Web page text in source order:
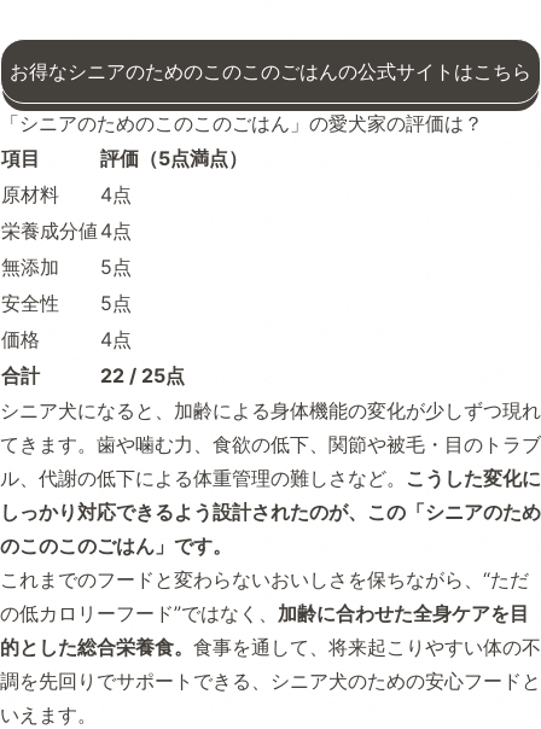
お得なシニアのためのこのこのごはんの公式サイトはこちら
「シニアのためのこのこのごはん」の愛犬家の評価は？
項目
評価（5点満点）
原材料
4点
栄養成分値 4点
無添加
5点
安全性
5点
価格
4点
合計
22 / 25点
シニア犬になると、加齢による身体機能の変化が少しずつ現れ
てきます。歯や噛む力、食欲の低下、関節や被毛・目のトラブ
ル、代謝の低下による体重管理の難しさなど。 こうした変化に
しっかり対応できるよう設計されたのが、この「シニアのため
のこのこのごはん」です。
これまでのフードと変わらないおいしさを保ちながら、“ただ
の低カロリーフード”ではなく、 加齢に合わせた全身ケアを目
的とした総合栄養食。 食事を通して、将来起こりやすい体の不
調を先回りでサポートできる、シニア犬のための安心フードと
いえます。